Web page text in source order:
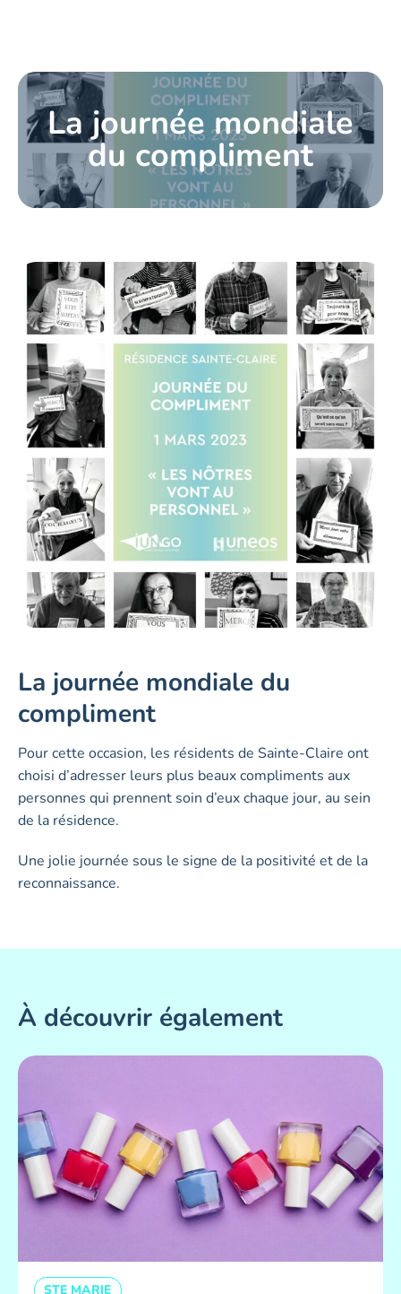
La journée mondiale
du compliment
La journée mondiale du
compliment
Pour cette occasion, les résidents de Sainte-Claire ont
choisi d’adresser leurs plus beaux compliments aux
personnes qui prennent soin d’eux chaque jour, au sein
de la résidence.
Une jolie journée sous le signe de la positivité et de la
reconnaissance.
À découvrir également
STE MARIE